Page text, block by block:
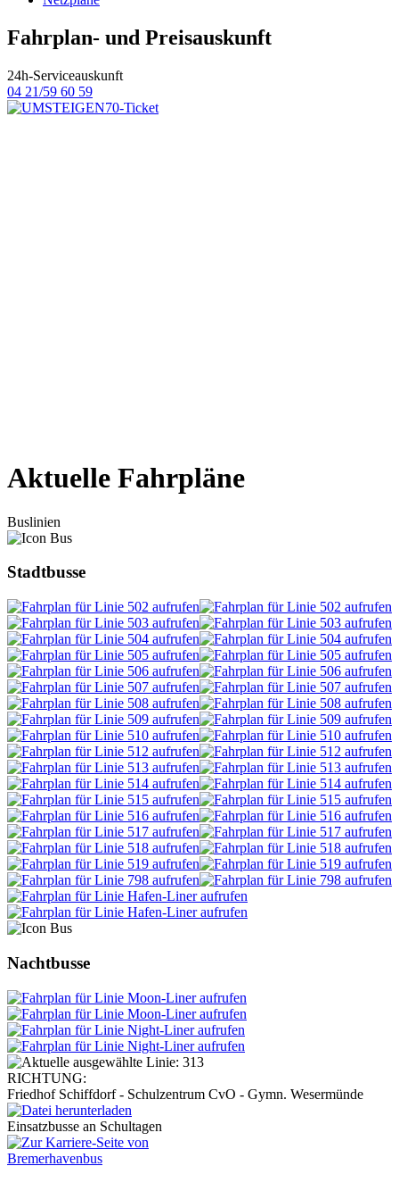
Fahrplan- und Preisauskunft
24h-Serviceauskunft
04 21/59 60 59
Aktuelle Fahrpläne
Buslinien
Stadtbusse
Nachtbusse
RICHTUNG:
Friedhof Schiffdorf - Schulzentrum CvO - Gymn. Wesermünde
Einsatzbusse an Schultagen